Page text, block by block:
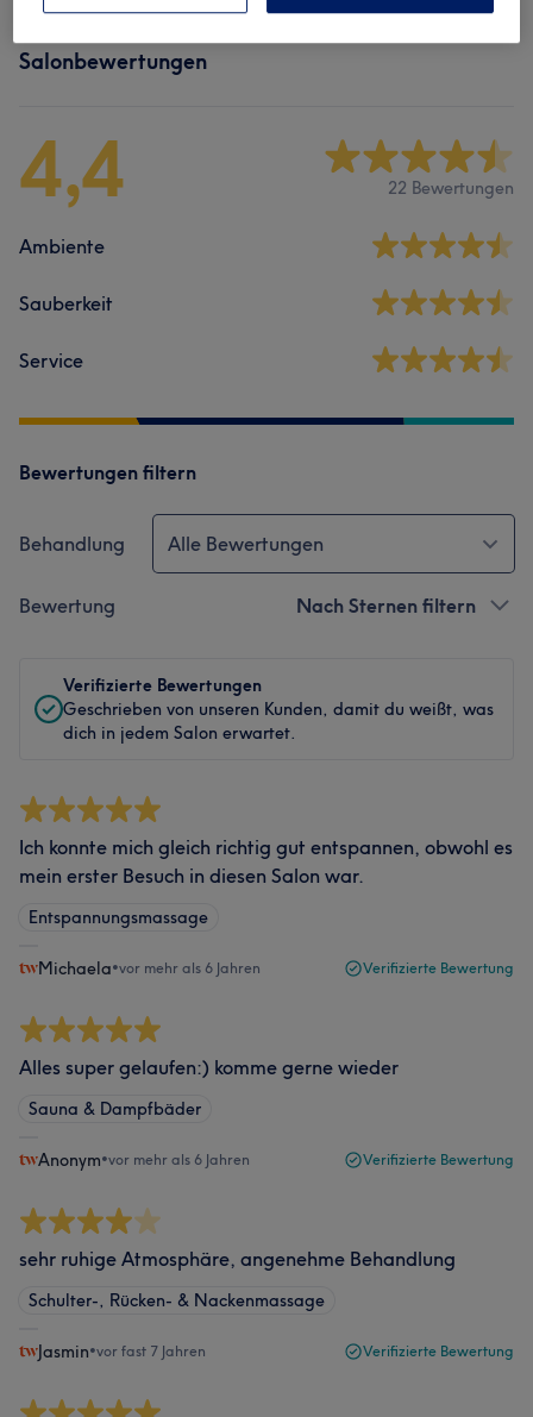
Salonbewertungen
4,4 22 Bewertungen
Ambiente
Sauberkeit
Service
Bewertungen filtern
Behandlung Alle Bewertungen
Bewertung Nach Sternen filtern
Verifizierte Bewertungen
Geschrieben von unseren Kunden, damit du weißt, was
dich in jedem Salon erwartet.
Ich konnte mich gleich richtig gut entspannen, obwohl es
mein erster Besuch in diesen Salon war.
Entspannungsmassage
Michaela•vor mehr als 6 Jahren Verifizierte Bewertung
Alles super gelaufen:) komme gerne wieder
Sauna & Dampfbäder
Anonym•vor mehr als 6 Jahren Verifizierte Bewertung
sehr ruhige Atmosphäre, angenehme Behandlung
Schulter-, Rücken- & Nackenmassage
Jasmin•vor fast 7 Jahren Verifizierte Bewertung